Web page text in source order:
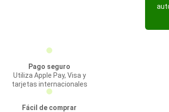
Pago seguro
Utiliza Apple Pay, Visa y
tarjetas internacionales
Fácil de comprar